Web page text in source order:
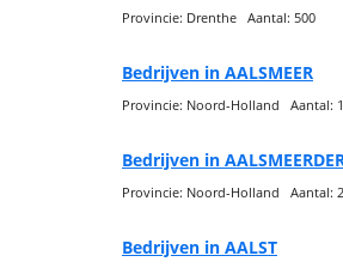
Provincie: Drenthe Aantal: 500
Bedrijven in AALSMEER
Provincie: Noord-Holland Aantal:
Bedrijven in
Provincie: Noord-Holland Aantal:
Bedrijven in AALST